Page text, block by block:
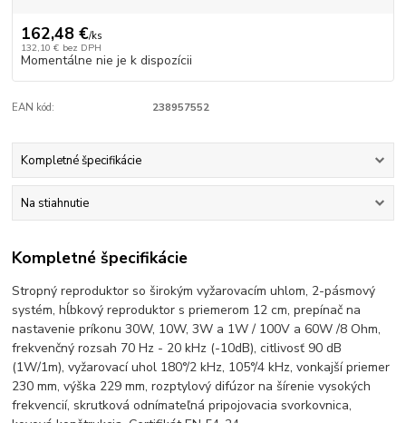
162,48 €/ks
132,10 € bez DPH
Momentálne nie je k dispozícii
EAN kód: 238957552
Kompletné špecifikácie
Na stiahnutie
Kompletné špecifikácie
Stropný reproduktor so širokým vyžarovacím uhlom, 2-pásmový
systém, hĺbkový reproduktor s priemerom 12 cm, prepínač na
nastavenie príkonu 30W, 10W, 3W a 1W / 100V a 60W /8 Ohm,
frekvenčný rozsah 70 Hz - 20 kHz (-10dB), citlivosť 90 dB
(1W/1m), vyžarovací uhol 180°/2 kHz, 105°/4 kHz, vonkajší priemer
230 mm, výška 229 mm, rozptylový difúzor na šírenie vysokých
frekvencií, skrutková odnímateľná pripojovacia svorkovnica,